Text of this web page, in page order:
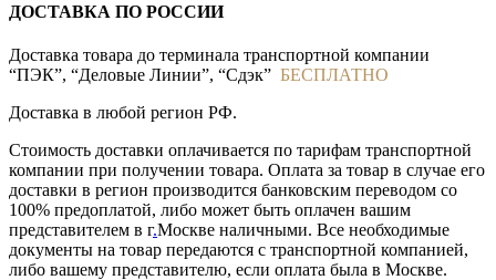
ДОСТАВКА ПО РОССИИ
Доставка товара до терминала транспортной компании
“ПЭК”, “Деловые Линии”, “Сдэк” БЕСПЛАТНО
Доставка в любой регион РФ.
Стоимость доставки оплачивается по тарифам транспортной
компании при получении товара. Оплата за товар в случае его
доставки в регион производится банковским переводом со
100% предоплатой, либо может быть оплачен вашим
представителем в г.Москве наличными. Все необходимые
документы на товар передаются с транспортной компанией,
либо вашему представителю, если оплата была в Москве.